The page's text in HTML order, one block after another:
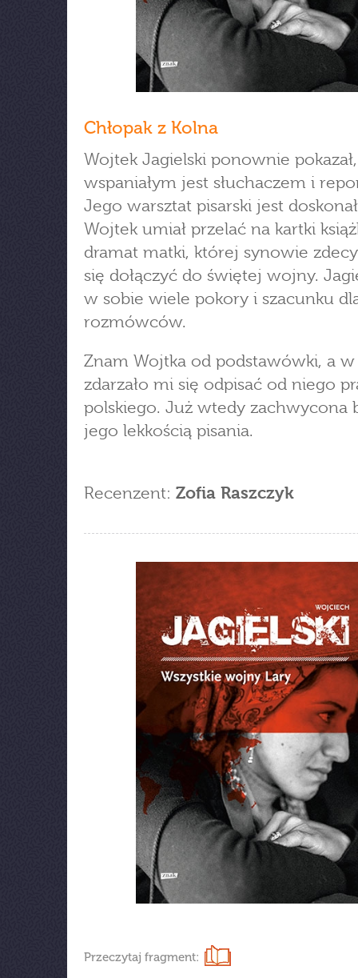
Chłopak z Kolna
Wojtek Jagielski ponownie
wspaniałym jest słuchaczem i
Jego warsztat pisarski jest
Wojtek umiał przelać na kartki
dramat matki, której synowie
się dołączyć do świętej wojny.
w sobie wiele pokory i szacunku
rozmówców.
Znam Wojtka od podstawówki, a
zdarzało mi się odpisać od niego
polskiego. Już wtedy zachwycona
jego lekkością pisania.
Recenzent: Zofia Raszczyk
Przeczytaj fragment: